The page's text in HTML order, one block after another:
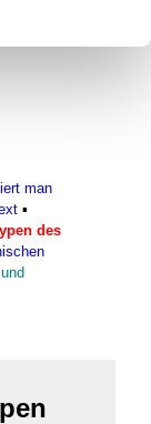
man
▪
des